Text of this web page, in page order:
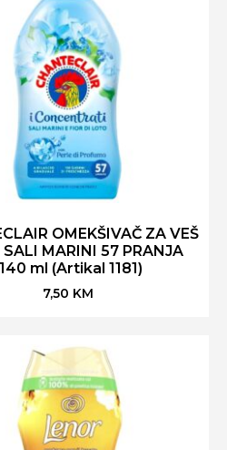
OMEKŠIVAČ ZA VEŠ
SALI MARINI 57 PRANJA
ml (Artikal 1181)
7,50 KM